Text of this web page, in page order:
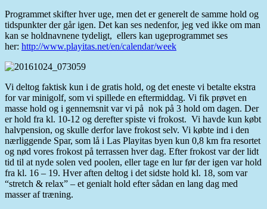
Programmet skifter hver uge, men det er generelt de samme hold og
tidspunkter der går igen. Det kan ses nedenfor, jeg ved ikke om man
kan se holdnavnene tydeligt, ellers kan ugeprogrammet ses
her: http://www.playitas.net/en/calendar/week
Vi deltog faktisk kun i de gratis hold, og det eneste vi betalte ekstra
for var minigolf, som vi spillede en eftermiddag. Vi fik prøvet en
masse hold og i gennemsnit var vi på nok på 3 hold om dagen. Der
er hold fra kl. 10-12 og derefter spiste vi frokost. Vi havde kun købt
halvpension, og skulle derfor lave frokost selv. Vi købte ind i den
nærliggende Spar, som lå i Las Playitas byen kun 0,8 km fra resortet
og nød vores frokost på terrassen hver dag. Efter frokost var der lidt
tid til at nyde solen ved poolen, eller tage en lur før der igen var hold
fra kl. 16 – 19. Hver aften deltog i det sidste hold kl. 18, som var
“stretch & relax” – et genialt hold efter sådan en lang dag med
masser af træning.